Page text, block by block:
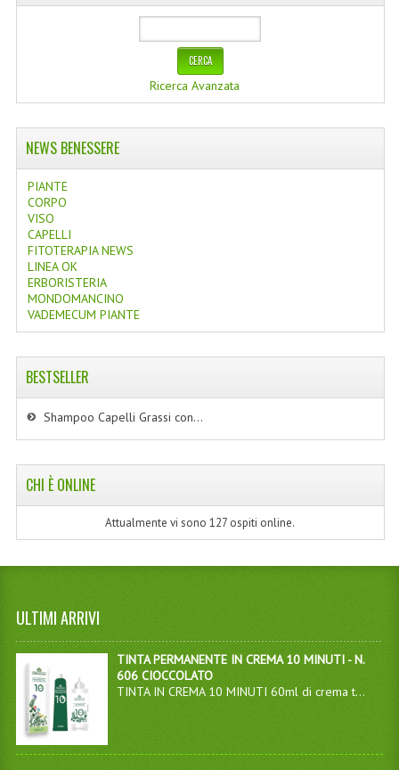
Ricerca Avanzata
NEWS BENESSERE
PIANTE
CORPO
VISO
CAPELLI
FITOTERAPIA NEWS
LINEA OK
ERBORISTERIA
MONDOMANCINO
VADEMECUM PIANTE
BESTSELLER
Shampoo Capelli Grassi con...
CHI È ONLINE
Attualmente vi sono 127 ospiti online.
ULTIMI ARRIVI
TINTA PERMANENTE IN CREMA 10 MINUTI - N.
606 CIOCCOLATO
TINTA IN CREMA 10 MINUTI 60ml di crema t...